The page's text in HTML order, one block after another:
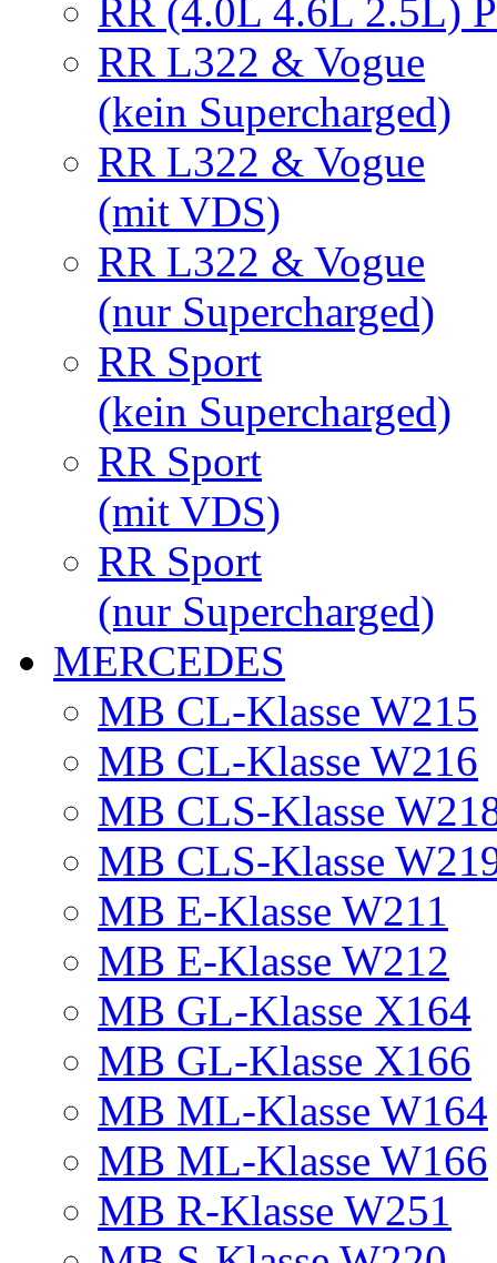
RR (4.0L 4.6L 2.5L)
RR L322 & Vogue
(kein Supercharged)
RR L322 & Vogue
(mit VDS)
RR L322 & Vogue
(nur Supercharged)
RR Sport
(kein Supercharged)
RR Sport
(mit VDS)
RR Sport
(nur Supercharged)
MERCEDES
MB CL-Klasse W215
MB CL-Klasse W216
MB CLS-Klasse
MB CLS-Klasse
MB E-Klasse W211
MB E-Klasse W212
MB GL-Klasse X164
MB GL-Klasse X166
MB ML-Klasse W164
MB ML-Klasse W166
MB R-Klasse W251